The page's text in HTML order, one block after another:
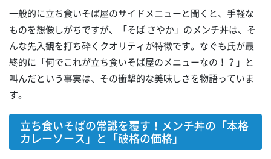
一般的に立ち食いそば屋のサイドメニューと聞くと、手軽な
ものを想像しがちですが、「そば さやか」のメンチ丼は、そ
んな先入観を打ち砕くクオリティが特徴です。なぐも氏が最
終的に「何でこれが立ち食いそば屋のメニューなの！？」と
叫んだという事実は、その衝撃的な美味しさを物語っていま
す。
立ち食いそばの常識を覆す！メンチ丼の「本格
カレーソース」と「破格の価格」